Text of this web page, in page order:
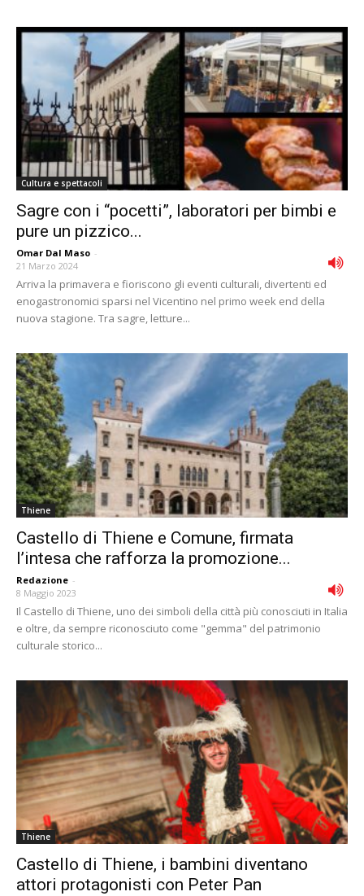
Cultura e spettacoli
Sagre con i “pocetti”, laboratori per bimbi e
pure un pizzico...
Omar Dal Maso -
21 Marzo 2024
Arriva la primavera e fioriscono gli eventi culturali, divertenti ed
enogastronomici sparsi nel Vicentino nel primo week end della
nuova stagione. Tra sagre, letture...
Thiene
Castello di Thiene e Comune, firmata
l’intesa che rafforza la promozione...
Redazione -
8 Maggio 2023
Il Castello di Thiene, uno dei simboli della città più conosciuti in Italia
e oltre, da sempre riconosciuto come "gemma" del patrimonio
culturale storico...
Thiene
Castello di Thiene, i bambini diventano
attori protagonisti con Peter Pan